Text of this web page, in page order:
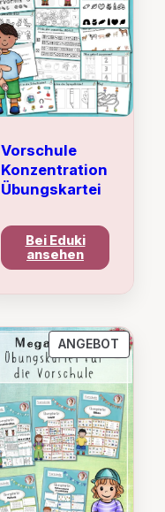
Vorschule
Konzentration
Übungskartei
Bei Eduki
ansehen
ANGEBOT
IM